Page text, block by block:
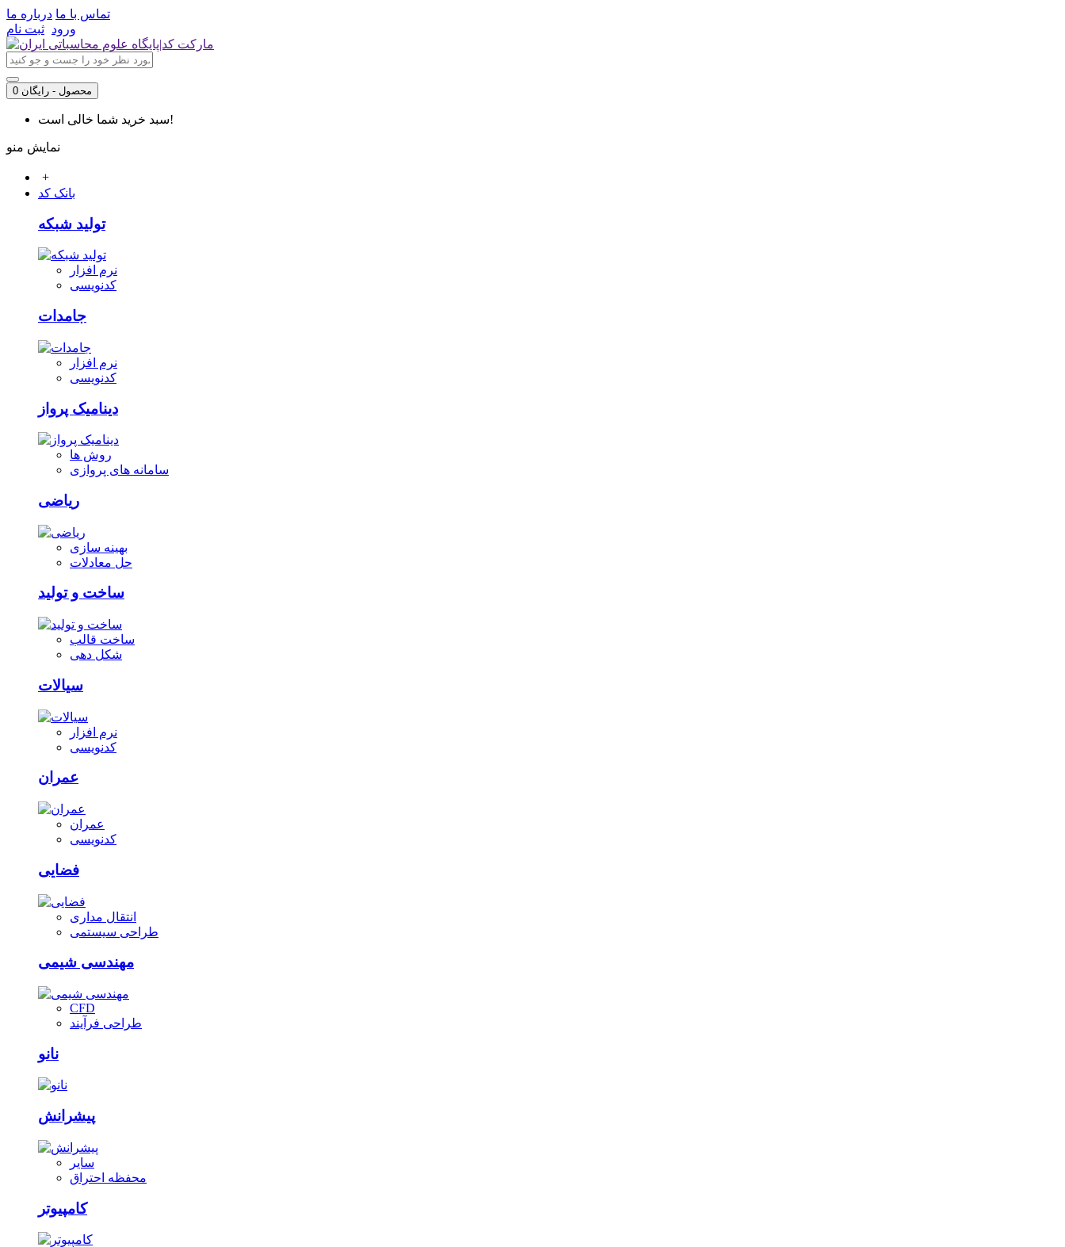
تماس با ما درباره ما
ورود ثبت نام
0 محصول - رایگان
سبد خرید شما خالی است!
نمایش منو
+
بانک کد
تولید شبکه
نرم افزار
کدنویسی
جامدات
نرم افزار
کدنویسی
دینامیک پرواز
روش ها
سامانه های پروازی
ریاضی
بهینه سازی
حل معادلات
ساخت و تولید
ساخت قالب
شکل دهی
سیالات
نرم افزار
کدنویسی
عمران
عمران
کدنویسی
فضایی
انتقال مداری
طراحی سیستمی
مهندسی شیمی
CFD
طراحی فرآیند
نانو
پیشرانش
سایر
محفظه احتراق
کامپیوتر